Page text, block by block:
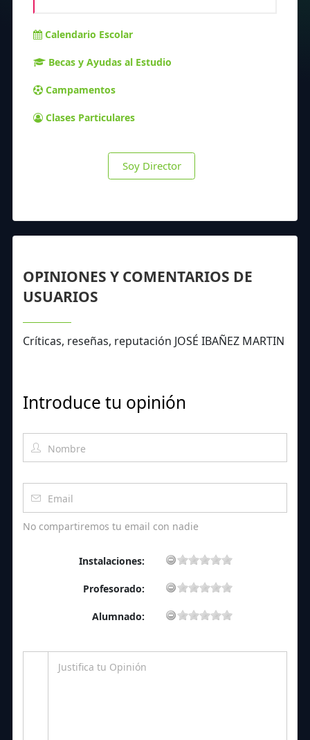
Calendario Escolar
Becas y Ayudas al Estudio
Campamentos
Clases Particulares
Soy Director
OPINIONES Y COMENTARIOS DE
USUARIOS
Críticas, reseñas, reputación JOSÉ IBAÑEZ MARTIN
Introduce tu opinión
No compartiremos tu email con nadie
Instalaciones:
Profesorado:
Alumnado: